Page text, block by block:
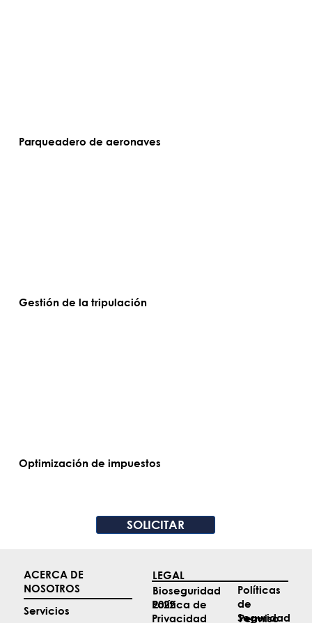
Parqueadero de aeronaves
Gestión de la tripulación
Optimización de impuestos
SOLICITAR
Servicios
ACERCA DE
NOSOTROS
LEGAL
Bioseguridad
2022
Política de
Privacidad
Políticas
de
Seguridad
Permiso